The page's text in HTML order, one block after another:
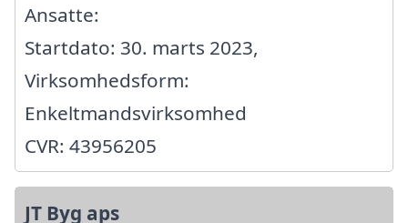
Ansatte:
Startdato: 30. marts 2023,
Virksomhedsform:
Enkeltmandsvirksomhed
CVR: 43956205
JT Byg aps